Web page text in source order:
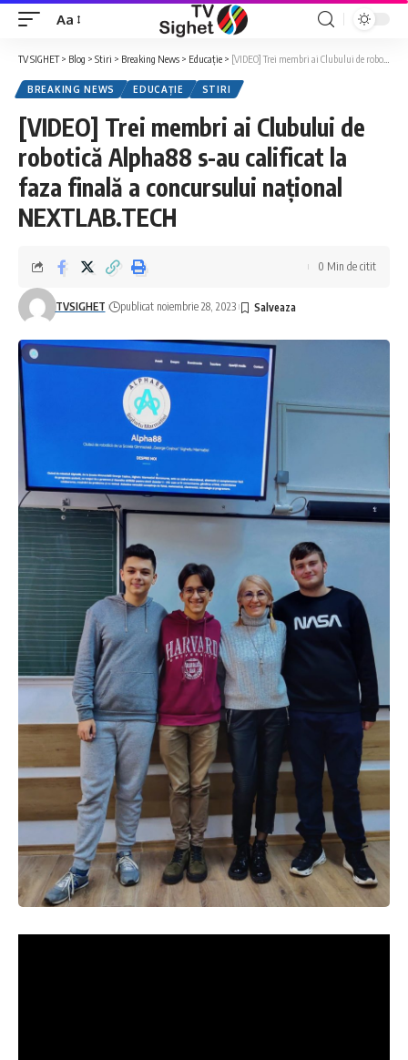
Font
Resizer
Aa
TV SIGHET> Blog > Stiri > Breaking News > Educație > [VIDEO] Trei membri ai Clubului de robotică Alpha88 s-au calificat la faza finală a concursului național NEXTLAB.TECH
BREAKING NEWS EDUCAȚIE STIRI
[VIDEO] Trei membri ai Clubului de
robotică Alpha88 s-au calificat la
faza finală a concursului național
NEXTLAB.TECH
TVSIGHET publicat noiembrie 28, 2023
0 Min de citit